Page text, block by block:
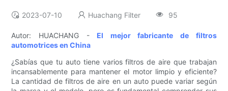
2023-07-10 Huachang Filter 95
Autor: HUACHANG - El mejor fabricante de filtros
automotrices en China
¿Sabías que tu auto tiene varios filtros de aire que trabajan
incansablemente para mantener el motor limpio y eficiente?
La cantidad de filtros de aire en un auto puede variar según